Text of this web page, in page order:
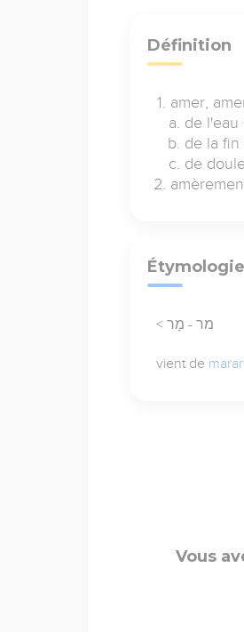
Définition
amer,
de l'eau
de la fin
de
Étymologie
< מר - מַר
vient de
Vous